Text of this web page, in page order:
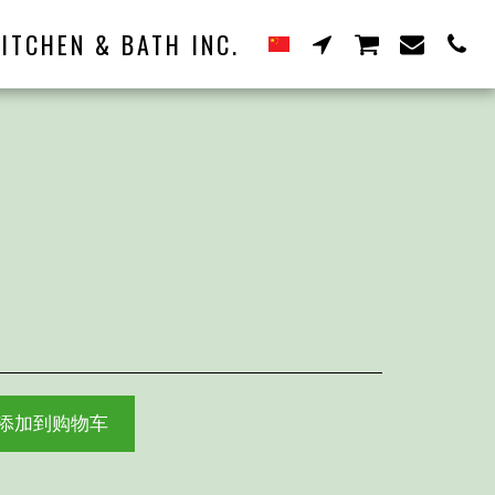
& BATH INC.
加到购物车